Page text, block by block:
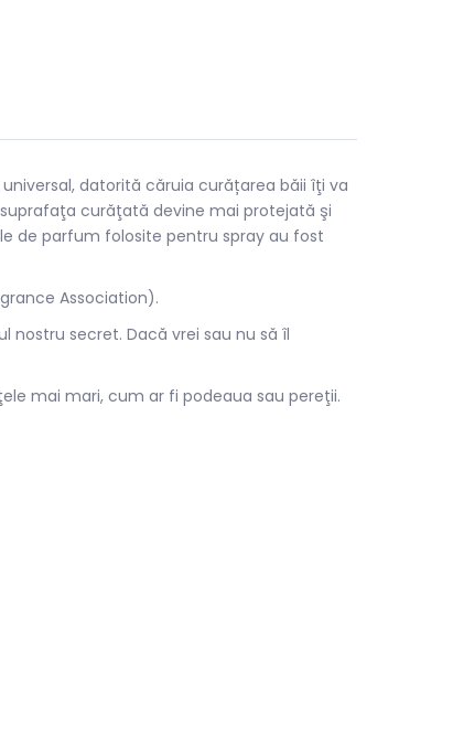
datorită căruia curățarea băii îţi va
curăţată devine mai protejată şi
de parfum folosite pentru spray au fost
Association).
secret. Dacă vrei sau nu să îl
mai mari, cum ar fi podeaua sau pereţii.